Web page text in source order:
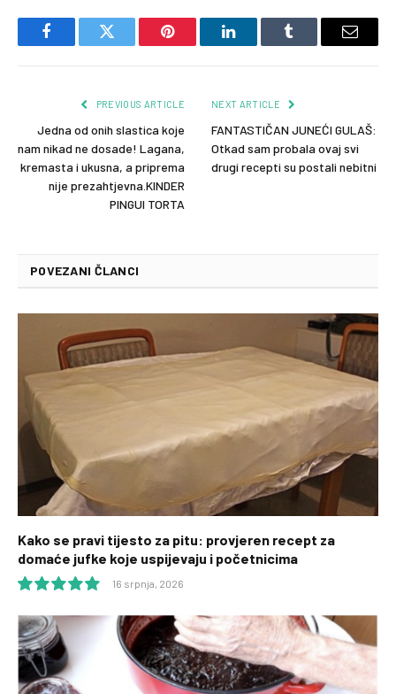
FacebookTwitter Pinterest LinkedInTumblr Email
PREVIOUS ARTICLE
Jedna od onih slastica koje
nam nikad ne dosade! Lagana,
kremasta i ukusna, a priprema
nije prezahtjevna.KINDER
PINGUI TORTA
NEXT ARTICLE
FANTASTIČAN JUNEĆI GULAŠ:
Otkad sam probala ovaj svi
drugi recepti su postali nebitni
POVEZANI ČLANCI
Kako se pravi tijesto za pitu: provjeren recept za
domaće jufke koje uspijevaju i početnicima
10.0
16 srpnja, 2026